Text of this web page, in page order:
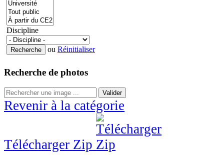
Discipline
ou Réinitialiser
Recherche de photos
Valider
Revenir à la catégorie
Télécharger Zip